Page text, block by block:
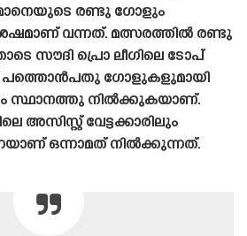
രണ്ടു ഗോളും
വന്നത്. മത്സരത്തിൽ രണ്ടു
സൗദി പ്രൊ ലീഗിലെ ടോപ്
പത്തൊൻപതു ഗോളുകളുമായി
സ്ഥാനത്തു നിൽക്കുകയാണ്.
അസിസ്റ്റ് വേട്ടക്കാരിലും
ഒന്നാമത് നിൽക്കുന്നത്.